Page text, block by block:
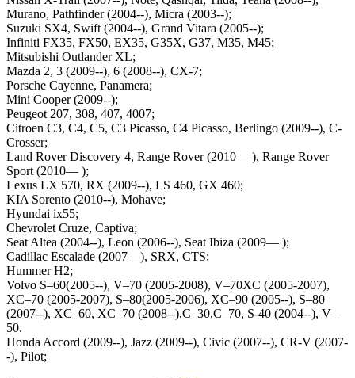
Murano, Pathfinder (2004--), Micra (2003--);
Suzuki SX4, Swift (2004--), Grand Vitara (2005--);
Infiniti FX35, FX50, EX35, G35X, G37, M35, M45;
Mitsubishi Outlander XL;
Mazda 2, 3 (2009--), 6 (2008--), CX-7;
Porsche Cayenne, Panamera;
Mini Cooper (2009--);
Peugeot 207, 308, 407, 4007;
Citroen C3, С4, С5, С3 Picasso, С4 Picasso, Berlingo (2009--), С-
Crosser;
Land Rover Discovery 4, Range Rover (2010— ), Range Rover
Sport (2010— );
Lexus LX 570, RX (2009--), LS 460, GX 460;
KIA Sorento (2010--), Mohave;
Hyundai ix55;
Chevrolet Cruze, Captiva;
Seat Altea (2004--), Leon (2006--), Seat Ibiza (2009— );
Cadillac Escalade (2007—), SRX, CTS;
Hummer H2;
Volvo S–60(2005--), V–70 (2005-2008), V–70XC (2005-2007),
XC–70 (2005-2007), S–80(2005-2006), XC–90 (2005--), S–80
(2007--), XC–60, XC–70 (2008--),С–30,С–70, S-40 (2004--), V–
50.
Honda Accord (2009--), Jazz (2009--), Civic (2007--), CR-V (2007-
-), Pilot;